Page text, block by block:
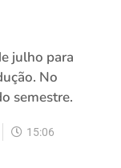
julho para
No
semestre.
15:06